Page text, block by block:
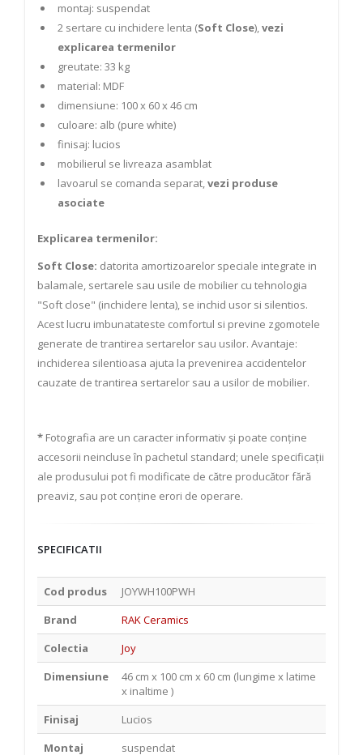
montaj: suspendat
2 sertare cu inchidere lenta (Soft Close),vezi
explicarea termenilor
greutate: 33 kg
material: MDF
dimensiune: 100 x 60 x 46 cm
culoare: alb (pure white)
finisaj: lucios
mobilierul se livreaza asamblat
lavoarul se comanda separat,vezi produse
asociate
Explicarea termenilor:
Soft Close: datorita amortizoarelor speciale integrate in
balamale, sertarele sau usile de mobilier cu tehnologia
"Soft close" (inchidere lenta), se inchid usor si silentios.
Acest lucru imbunatateste comfortul si previne zgomotele
generate de trantirea sertarelor sau usilor. Avantaje:
inchiderea silentioasa ajuta la prevenirea accidentelor
cauzate de trantirea sertarelor sau a usilor de mobilier.
* Fotografia are un caracter informativ și poate conține
accesorii neincluse în pachetul standard; unele specificații
ale produsului pot fi modificate de către producător fără
preaviz, sau pot conține erori de operare.
SPECIFICATII
Cod produs
JOYWH100PWH
Brand
RAK Ceramics
Colectia
Joy
Dimensiune
46 cm x 100 cm x 60 cm (lungime x latime
x inaltime )
Finisaj
Lucios
Montaj
suspendat